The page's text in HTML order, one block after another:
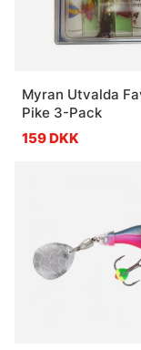
Myran Utvalda
Pike 3-Pack
159 DKK